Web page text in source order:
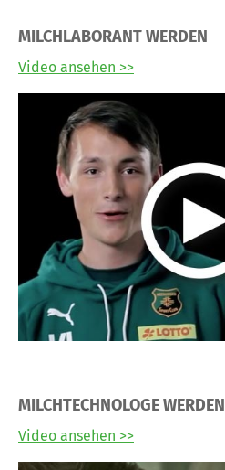
MILCHLABORANT WERDEN
Video ansehen >>
MILCHTECHNOLOGE WERDEN
Video ansehen >>